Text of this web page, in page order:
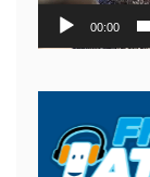
00:00